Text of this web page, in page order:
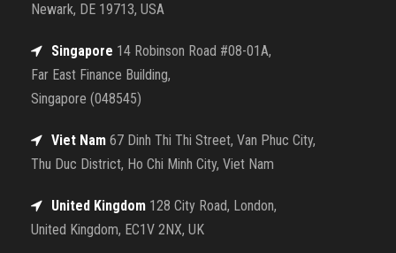
Newark, DE 19713, USA
Singapore 14 Robinson Road #08-01A,
Far East Finance Building,
Singapore (048545)
Viet Nam 67 Dinh Thi Thi Street, Van Phuc City,
Thu Duc District, Ho Chi Minh City, Viet Nam
United Kingdom 128 City Road, London,
United Kingdom, EC1V 2NX, UK